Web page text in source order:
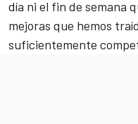
día ni el fin de semana
mejoras que hemos
suficientemente